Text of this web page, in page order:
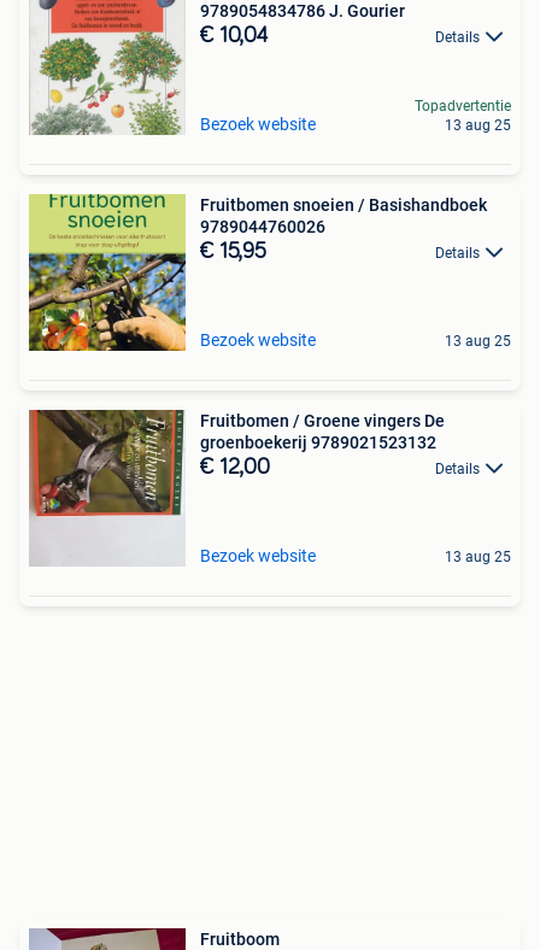
9789054834786 J. Gourier
€ 10,04 Details
Bezoek website
Topadvertentie
13 aug 25
Fruitbomen snoeien / Basishandboek
9789044760026
€ 15,95 Details
Bezoek website 13 aug 25
Fruitbomen / Groene vingers De
groenboekerij 9789021523132
€ 12,00 Details
Bezoek website 13 aug 25
Fruitboom